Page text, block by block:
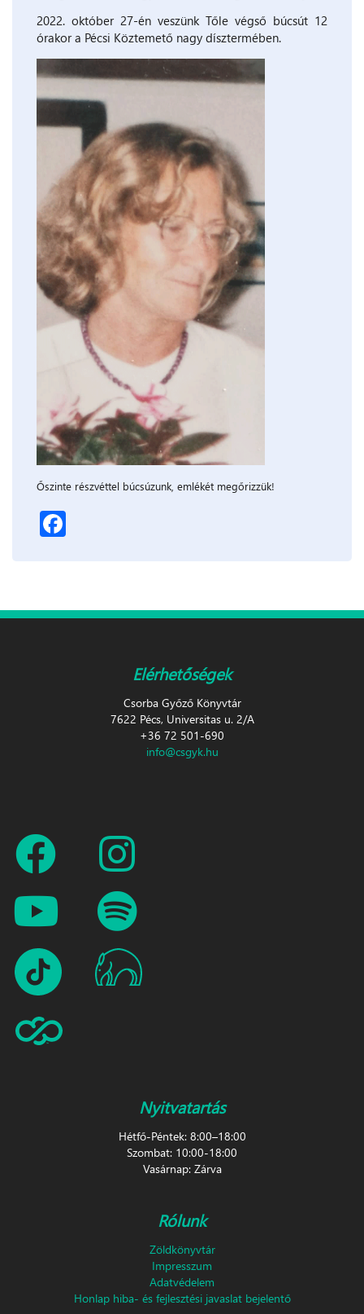
2022. október 27-én veszünk Tőle végső búcsút 12
órakor a Pécsi Köztemető nagy dísztermében.
Őszinte részvéttel búcsúzunk, emlékét megőrizzük!
Elérhetőségek
Csorba Győző Könyvtár
7622 Pécs, Universitas u. 2/A
+36 72 501-690
info@csgyk.hu
Nyitvatartás
Hétfő-Péntek: 8:00–18:00
Szombat: 10:00-18:00
Vasárnap: Zárva
Rólunk
Zöldkönyvtár
Impresszum
Adatvédelem
Honlap hiba- és fejlesztési javaslat bejelentő